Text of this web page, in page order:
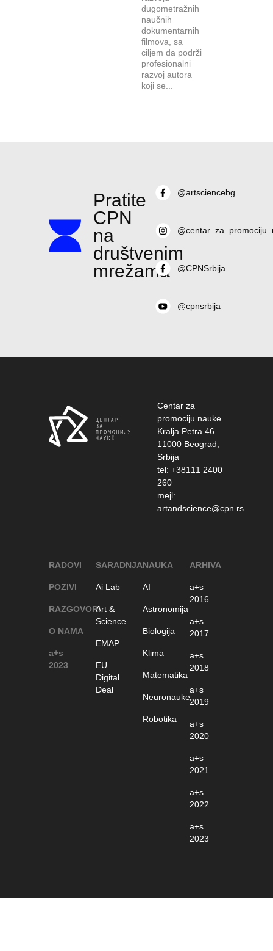
dugometražnih
naučnih
dokumentarnih
filmova, sa
ciljem da podrži
profesionalni
razvoj autora
koji se...
Pratite
CPN
na
društvenim
mrežama
@artsciencebg
@CPNSrbija
@cpnsrbija
Centar za
promociju nauke
Kralja Petra 46
11000 Beograd,
Srbija
tel: +38111 2400
260
mejl:
artandscience@cpn.rs
RADOVI
POZIVI
RAZGOVORI
O NAMA
a+s
2023
SARADNJA
Ai Lab
Art &
Science
EMAP
EU
Digital
Deal
NAUKA
AI
Astronomija
Biologija
Klima
Matematika
Neuronauke
Robotika
ARHIVA
a+s
2016
a+s
2017
a+s
2018
a+s
2019
a+s
2020
a+s
2021
a+s
2022
a+s
2023